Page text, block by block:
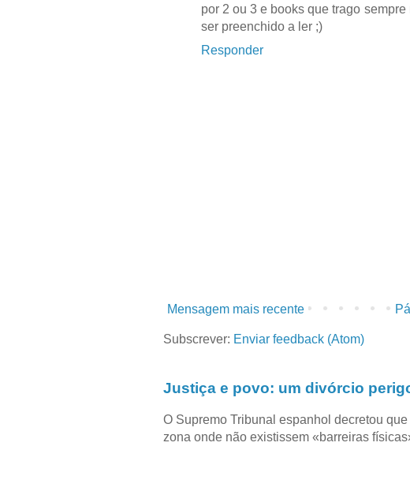
por 2 ou 3 e books que trago
ser preenchido a ler ;)
Responder
Mensagem mais recente
Subscrever: Enviar feedback (Atom)
Justiça e povo: um divórcio
O Supremo Tribunal espanhol decretou
zona onde não existissem «barreiras